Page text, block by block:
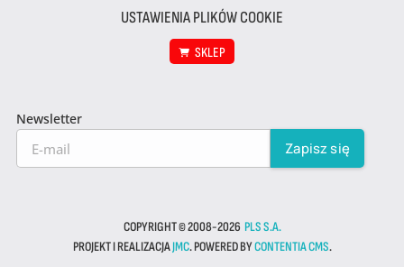
USTAWIENIA PLIKÓW COOKIE
SKLEP
Newsletter
COPYRIGHT © 2008-2026 PLS S.A.
PROJEKT I REALIZACJAJMC. POWERED BYCONTENTIA CMS.